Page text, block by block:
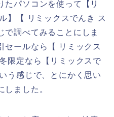
たパソコンを使って【リ
】【 リミックスでんき ス
で調べてみることにしま
セールなら【 リミックス
限定なら【リミックスで
う感じで、とにかく思い
ました。